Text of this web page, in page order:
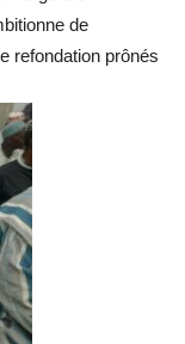
de
refondation prônés